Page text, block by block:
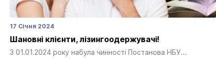
17 Січня 2024
Шановні клієнти, лізингоодержувачі!
З 01.01.2024 року набула чинності Постанова НБУ...